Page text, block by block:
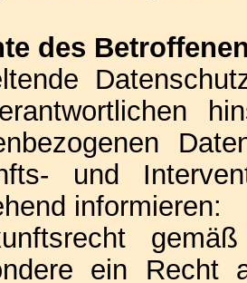
des
und
informieren:
ein Recht